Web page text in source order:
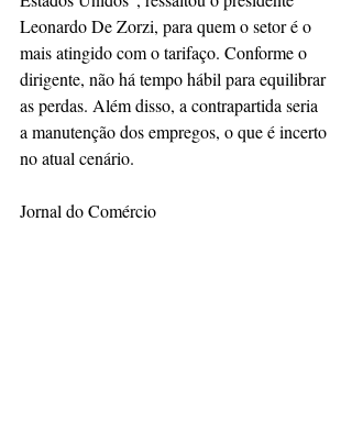
Leonardo De Zorzi, para quem o setor é o
mais atingido com o tarifaço. Conforme o
dirigente, não há tempo hábil para equilibrar
as perdas. Além disso, a contrapartida seria
a manutenção dos empregos, o que é incerto
no atual cenário.
Jornal do Comércio